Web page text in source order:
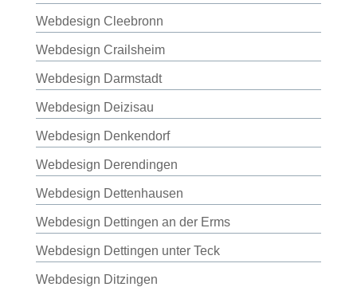
Webdesign Cleebronn
Webdesign Crailsheim
Webdesign Darmstadt
Webdesign Deizisau
Webdesign Denkendorf
Webdesign Derendingen
Webdesign Dettenhausen
Webdesign Dettingen an der Erms
Webdesign Dettingen unter Teck
Webdesign Ditzingen